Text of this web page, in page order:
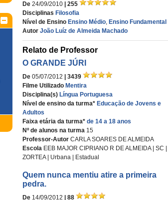
De 24/09/2010
| 255
Disciplinas Filosofia
Nível de Ensino Ensino Médio, Ensino Fundamental II
Autor João Luíz de Almeida Machado
Relato de Professor
O GRANDE JÚRI
De 05/07/2012
| 3439
Filme Utilizado Mentira
Disciplina(s) Língua Portuguesa
Nível de ensino da turma* Educação de Jovens e
Adultos
Faixa etária da turma* de 14 a 18 anos
Nº de alunos na turma 15
Professor-Autor CARLA SOARES DE ALMEIDA
Escola EEB MAJOR CIPRIANO R DE ALMEIDA | SC |
ZORTEA | Urbana | Estadual
Quem nunca mentiu atire a primeira
pedra.
De 14/09/2012
| 88